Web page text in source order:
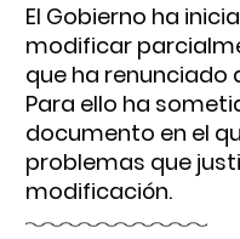
El Gobierno ha
modificar
que ha renunciado
Para ello ha
documento en el
problemas que
modificación.